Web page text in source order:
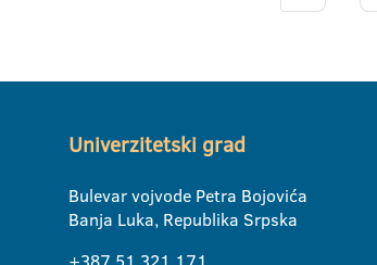
Univerzitetski grad
Bulevar vojvode Petra Bojovića
Banja Luka, Republika Srpska